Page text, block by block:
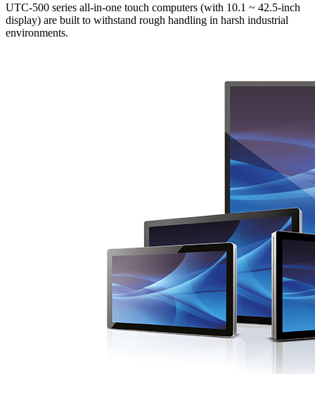
UTC-500 series all-in-one touch computers (with 10.1 ~ 42.5-inch
display) are built to withstand rough handling in harsh industrial
environments.